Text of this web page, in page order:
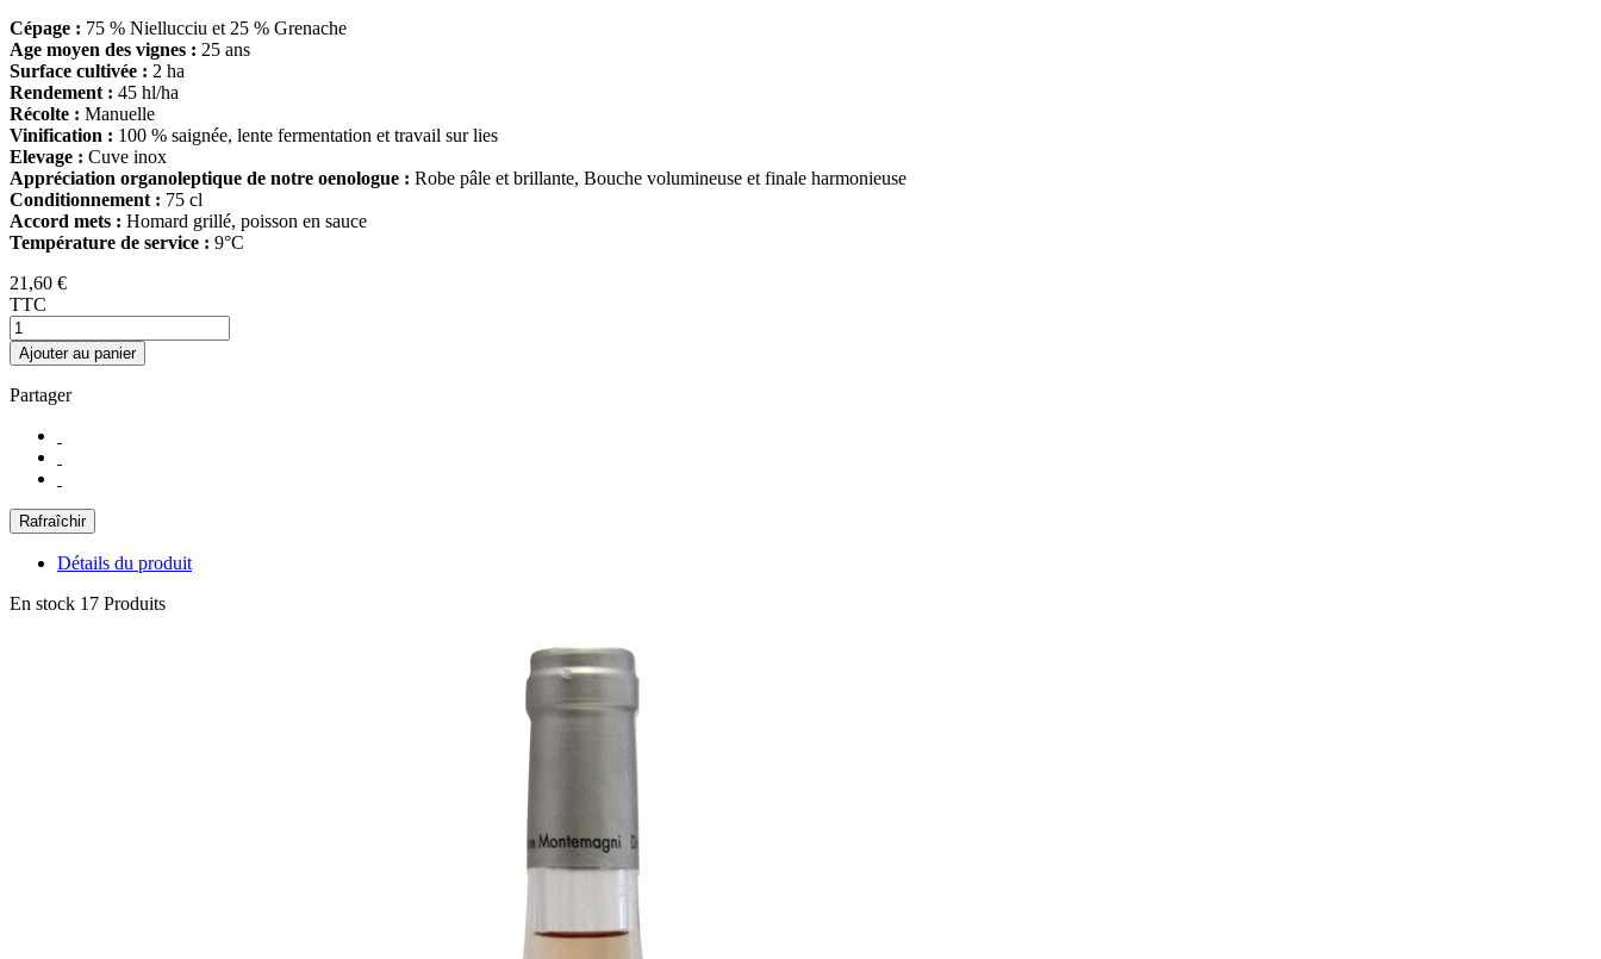
Cépage : 75 % Niellucciu et 25 % Grenache
Age moyen des vignes : 25 ans
Surface cultivée : 2 ha
Rendement : 45 hl/ha
Récolte : Manuelle
Vinification : 100 % saignée, lente fermentation et travail sur lies
Elevage : Cuve inox
Appréciation organoleptique de notre oenologue : Robe pâle et brillante, Bouche volumineuse et finale harmonieuse
Conditionnement : 75 cl
Accord mets : Homard grillé, poisson en sauce
Température de service : 9°C
21,60 €
TTC
Ajouter au panier
Partager
Détails du produit
En stock 17 Produits